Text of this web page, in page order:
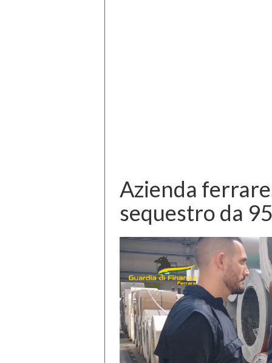
Azienda
sequestro da